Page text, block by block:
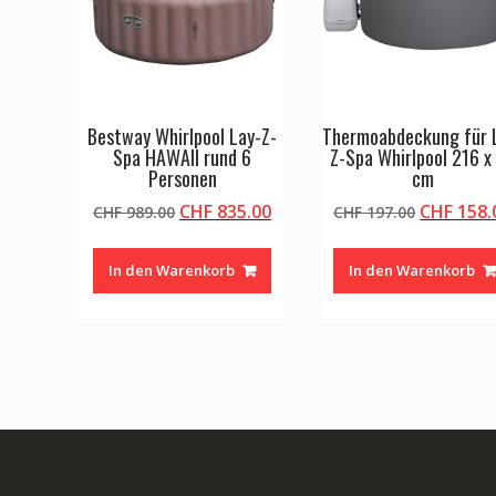
Bestway Whirlpool Lay-Z-
Spa HAWAII rund 6
Personen
CHF989.00 Ursprünglicher
war:
CHF 989.00
CHF 835.00Aktueller
CHF 835.00.
In den Warenkorb
Thermoabdeckung für
Z-Spa Whirlpool 216
cm
CHF197.00
war:
CHF
CHF
In den Warenkorb